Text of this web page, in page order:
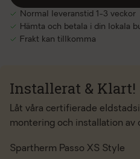
Normal leveranstid 1-3 veckor
Hämta och betala i din lokala
Frakt kan tillkomma
Installerat & Klart!
Låt våra certifierade
montering och installation av
Spartherm Passo XS Style